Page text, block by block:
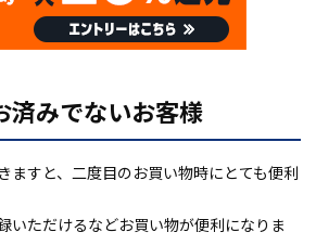
済みでないお客様
ますと、二度目のお買い物時にとても便利
いただけるなどお買い物が便利になりま